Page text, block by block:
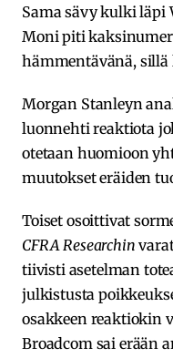
Sama sävy kulki läpi
Moni piti
hämmentävänä,
Morgan Stanleyn
luonnehti reaktiota
otetaan huomioon
muutokset eräiden
Toiset osoittivat
CFRA Researchin
tiivisti asetelman
julkistusta
osakkeen reaktiokin
Broadcom sai erään